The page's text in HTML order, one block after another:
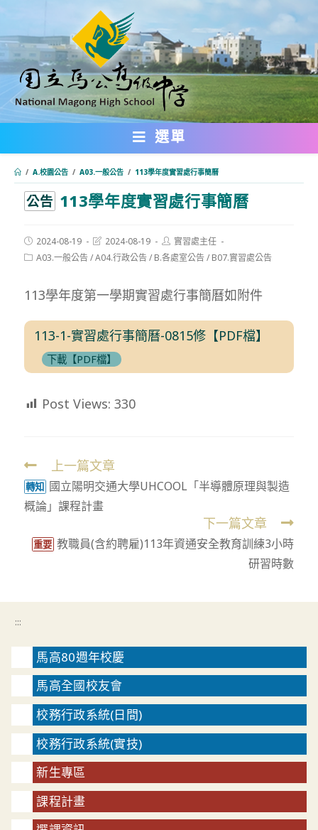
轉
主
要
內
選單
/ A.校園公告 / A03.一般公告 / 113學年度實習處行事簡曆
公告 113學年度實習處行事簡曆
Post
published:
2024-08-19
Post
modified:
2024-08-19
Post
author:
實習處主任
PostA03.一般公告/A04.行政公告/ B.各處室公告/ B07.實習處公告
113學年度第一學期實習處行事簡曆如附件
113-1-實習處行事簡曆-0815修【PDF檔】
下載【PDF檔】
Post Views: 330
Read
more
articles
上一篇文章
轉知 國立陽明交通大學UHCOOL「半導體原理與製造
概論」課程計畫
下一篇文章
重要 教職員(含約聘雇)113年資通安全教育訓練3小時
研習時數
:::
馬高80週年校慶
馬高全國校友會
校務行政系統(日間)
校務行政系統(實技)
新生專區
課程計畫